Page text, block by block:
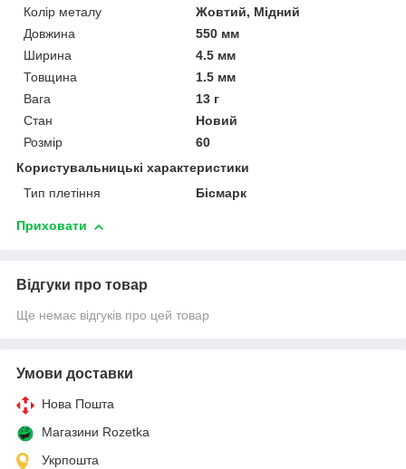
Колір металу
Жовтий, Мідний
Довжина
550 мм
Ширина
4.5 мм
Товщина
1.5 мм
Вага
13 г
Стан
Новий
Розмір
60
Користувальницькі характеристики
Тип плетіння
Бісмарк
Приховати
Відгуки про товар
Ще немає відгуків про цей товар
Умови доставки
Нова Пошта
Магазини Rozetka
Укрпошта